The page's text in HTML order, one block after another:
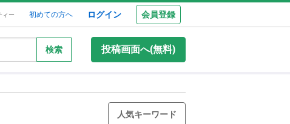
ィー 初めての方へ ログイン 会員登録
検索 投稿画面へ(無料)
人気キーワード